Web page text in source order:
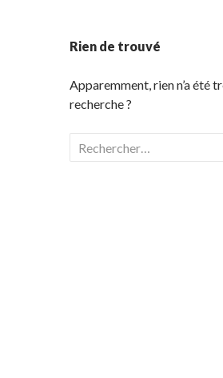
Rien de trouvé
Apparemment, rien n’a été
recherche ?
Rechercher :